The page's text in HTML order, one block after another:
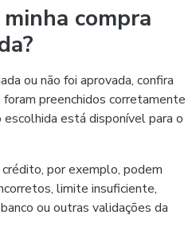
compra
ou não foi aprovada, confira
preenchidos corretamente
está disponível para o
por exemplo, podem
limite insuficiente,
ou outras validações da